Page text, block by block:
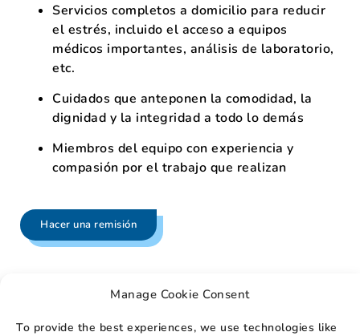
Manage Cookie Consent
To provide the best experiences, we use technologies like
Servicios completos a domicilio para reducir
el estrés, incluido el acceso a equipos
médicos importantes, análisis de laboratorio,
etc.
Cuidados que anteponen la comodidad, la
dignidad y la integridad a todo lo demás
Miembros del equipo con experiencia y
compasión por el trabajo que realizan
Hacer una remisión
Honramos a los veteranos